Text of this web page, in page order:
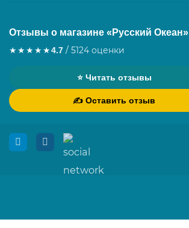
Отзывы о магазине «Русский Океан»
★★★★★4.7 / 5124 оценки
⭐ Читать отзывы
✍️ Оставить отзыв